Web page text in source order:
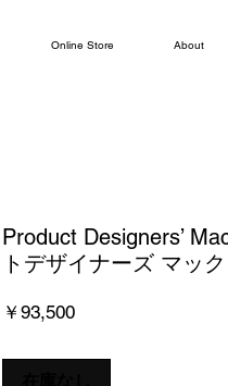
Online Store About
Product Designers’
トデザイナーズ マッ
￥93,500価